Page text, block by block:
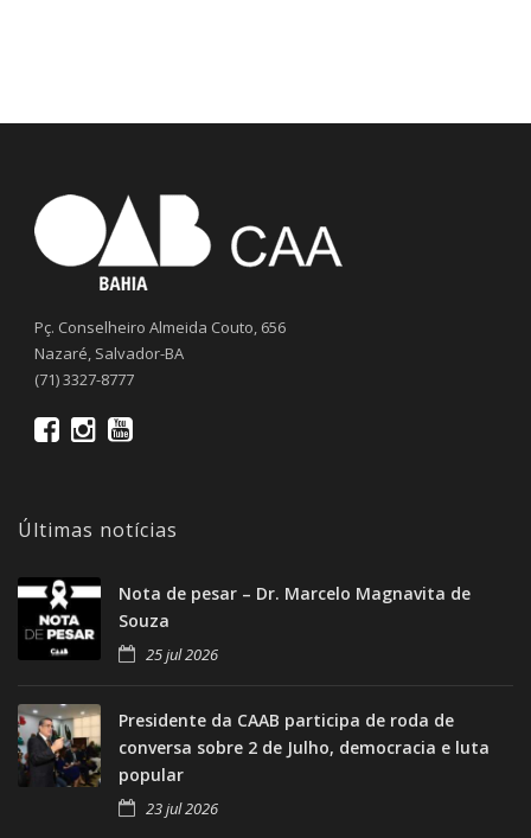
Pç. Conselheiro Almeida Couto, 656
Nazaré, Salvador-BA
(71) 3327-8777
Últimas notícias
Nota de pesar – Dr. Marcelo Magnavita de
Souza
25 jul 2026
Presidente da CAAB participa de roda de
conversa sobre 2 de Julho, democracia e luta
popular
23 jul 2026